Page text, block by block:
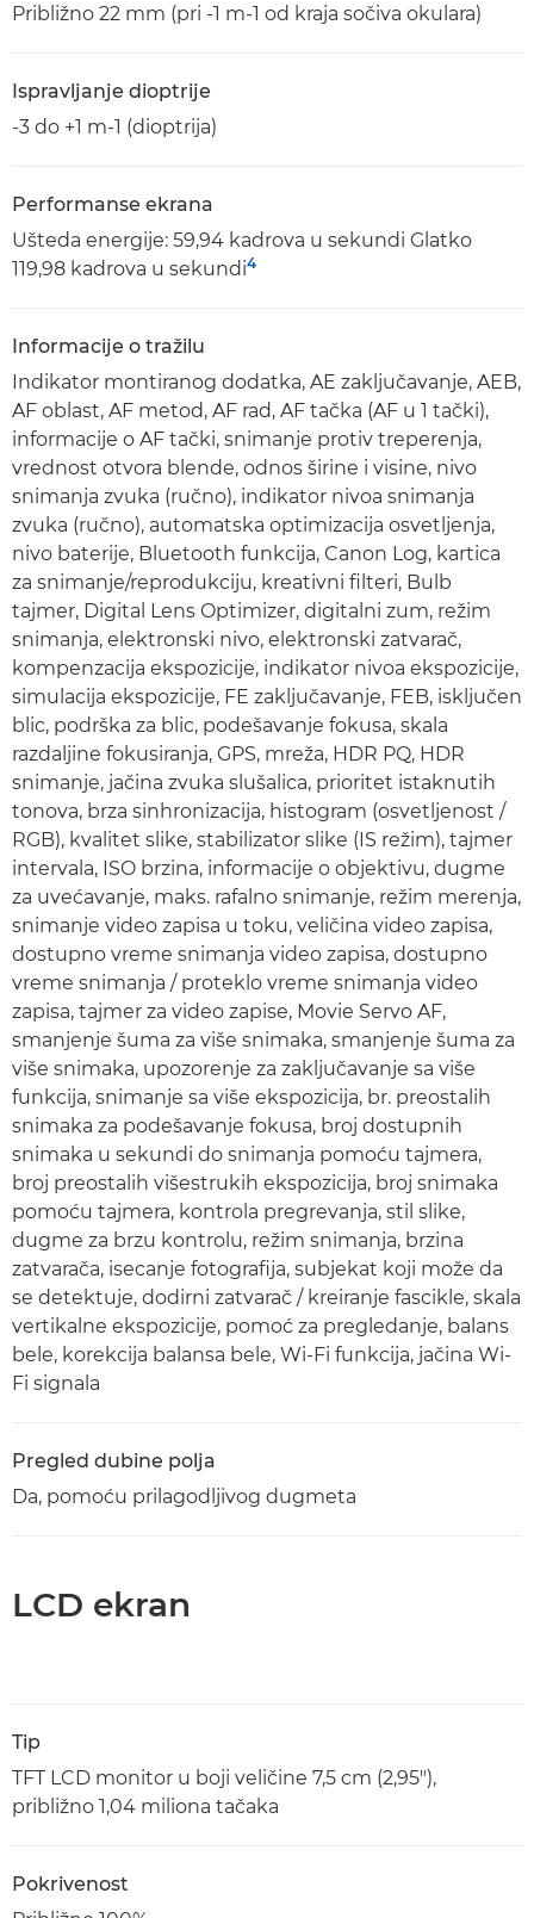
Približno 22 mm (pri -1 m-1 od kraja sočiva okulara)
Ispravljanje dioptrije
-3 do +1 m-1 (dioptrija)
Performanse ekrana
Ušteda energije: 59,94 kadrova u sekundi Glatko
119,98 kadrova u sekundi4
Informacije o tražilu
Indikator montiranog dodatka, AE zaključavanje, AEB,
AF oblast, AF metod, AF rad, AF tačka (AF u 1 tački),
informacije o AF tački, snimanje protiv treperenja,
vrednost otvora blende, odnos širine i visine, nivo
snimanja zvuka (ručno), indikator nivoa snimanja
zvuka (ručno), automatska optimizacija osvetljenja,
nivo baterije, Bluetooth funkcija, Canon Log, kartica
za snimanje/reprodukciju, kreativni filteri, Bulb
tajmer, Digital Lens Optimizer, digitalni zum, režim
snimanja, elektronski nivo, elektronski zatvarač,
kompenzacija ekspozicije, indikator nivoa ekspozicije,
simulacija ekspozicije, FE zaključavanje, FEB, isključen
blic, podrška za blic, podešavanje fokusa, skala
razdaljine fokusiranja, GPS, mreža, HDR PQ, HDR
snimanje, jačina zvuka slušalica, prioritet istaknutih
tonova, brza sinhronizacija, histogram (osvetljenost /
RGB), kvalitet slike, stabilizator slike (IS režim), tajmer
intervala, ISO brzina, informacije o objektivu, dugme
za uvećavanje, maks. rafalno snimanje, režim merenja,
snimanje video zapisa u toku, veličina video zapisa,
dostupno vreme snimanja video zapisa, dostupno
vreme snimanja / proteklo vreme snimanja video
zapisa, tajmer za video zapise, Movie Servo AF,
smanjenje šuma za više snimaka, smanjenje šuma za
više snimaka, upozorenje za zaključavanje sa više
funkcija, snimanje sa više ekspozicija, br. preostalih
snimaka za podešavanje fokusa, broj dostupnih
snimaka u sekundi do snimanja pomoću tajmera,
broj preostalih višestrukih ekspozicija, broj snimaka
pomoću tajmera, kontrola pregrevanja, stil slike,
dugme za brzu kontrolu, režim snimanja, brzina
zatvarača, isecanje fotografija, subjekat koji može da
se detektuje, dodirni zatvarač / kreiranje fascikle, skala
vertikalne ekspozicije, pomoć za pregledanje, balans
bele, korekcija balansa bele, Wi-Fi funkcija, jačina Wi-
Fi signala
Pregled dubine polja
Da, pomoću prilagodljivog dugmeta
LCD ekran
Tip
TFT LCD monitor u boji veličine 7,5 cm (2,95"),
približno 1,04 miliona tačaka
Pokrivenost